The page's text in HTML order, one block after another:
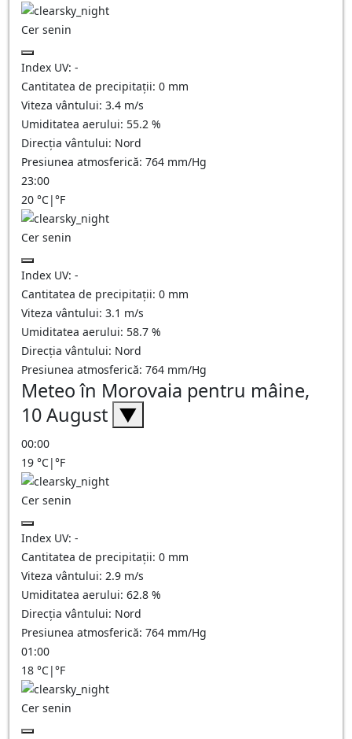
Cer senin
Index UV: -
Cantitatea de precipitații: 0 mm
Viteza vântului: 3.4 m/s
Umiditatea aerului: 55.2 %
Direcția vântului: Nord
Presiunea atmosferică: 764 mm/Hg
23:00
20 °C|°F
Cer senin
Index UV: -
Cantitatea de precipitații: 0 mm
Viteza vântului: 3.1 m/s
Umiditatea aerului: 58.7 %
Direcția vântului: Nord
Presiunea atmosferică: 764 mm/Hg
Meteo în Morovaia pentru mâine,
10 August ▼
00:00
19 °C|°F
Cer senin
Index UV: -
Cantitatea de precipitații: 0 mm
Viteza vântului: 2.9 m/s
Umiditatea aerului: 62.8 %
Direcția vântului: Nord
Presiunea atmosferică: 764 mm/Hg
01:00
18 °C|°F
Cer senin